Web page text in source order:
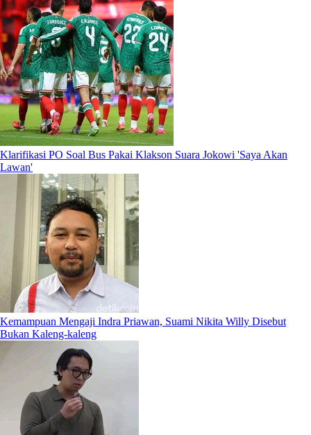
Klarifikasi PO Soal Bus Pakai Klakson Suara Jokowi 'Saya Akan
Lawan'
Kemampuan Mengaji Indra Priawan, Suami Nikita Willy Disebut
Bukan Kaleng-kaleng